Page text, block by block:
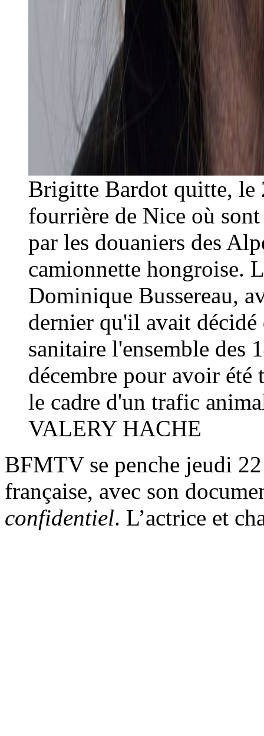
Brigitte Bardot quitte, le
fourrière de Nice où
par les douaniers des
camionnette hongroise.
Dominique Bussereau,
dernier qu'il avait décidé
sanitaire l'ensemble des
décembre pour avoir été
le cadre d'un trafic
VALERY HACHE
BFMTV se penche jeudi
française, avec son
confidentiel. L’actrice et